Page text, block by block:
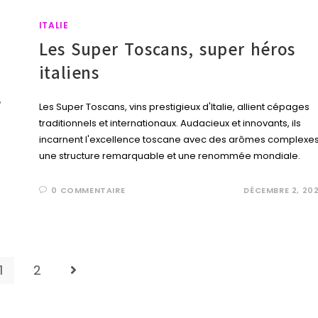
ITALIE
Les Super Toscans, super héros
italiens
Les Super Toscans, vins prestigieux d'Italie, allient cépages
traditionnels et internationaux. Audacieux et innovants, ils
incarnent l'excellence toscane avec des arômes
une structure remarquable et une renommée mondiale.
0 COMMENTAIRE DÉCEMBRE 2,
2